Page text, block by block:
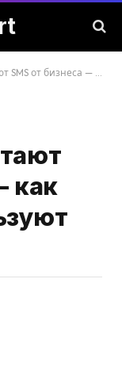
как компании используют этот канал
как